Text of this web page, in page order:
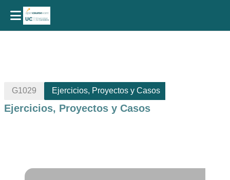
G1029 Ejercicios, Proyectos y Casos
Ejercicios, Proyectos y Casos
Perfilado de sección